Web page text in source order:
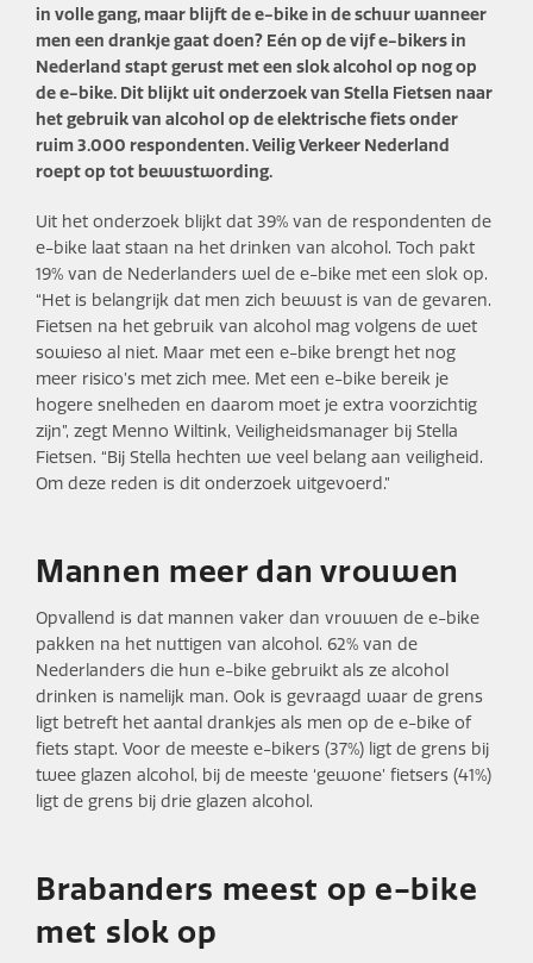
in volle gang, maar blijft de e-bike in de schuur wanneer
men een drankje gaat doen? Eén op de vijf e-bikers in
Nederland stapt gerust met een slok alcohol op nog op
de e-bike. Dit blijkt uit onderzoek van Stella Fietsen naar
het gebruik van alcohol op de elektrische fiets onder
ruim 3.000 respondenten. Veilig Verkeer Nederland
roept op tot bewustwording.
Uit het onderzoek blijkt dat 39% van de respondenten de
e-bike laat staan na het drinken van alcohol. Toch pakt
19% van de Nederlanders wel de e-bike met een slok op.
“Het is belangrijk dat men zich bewust is van de gevaren.
Fietsen na het gebruik van alcohol mag volgens de wet
sowieso al niet. Maar met een e-bike brengt het nog
meer risico’s met zich mee. Met een e-bike bereik je
hogere snelheden en daarom moet je extra voorzichtig
zijn”, zegt Menno Wiltink, Veiligheidsmanager bij Stella
Fietsen. “Bij Stella hechten we veel belang aan veiligheid.
Om deze reden is dit onderzoek uitgevoerd.”
Mannen meer dan vrouwen
Opvallend is dat mannen vaker dan vrouwen de e-bike
pakken na het nuttigen van alcohol. 62% van de
Nederlanders die hun e-bike gebruikt als ze alcohol
drinken is namelijk man. Ook is gevraagd waar de grens
ligt betreft het aantal drankjes als men op de e-bike of
fiets stapt. Voor de meeste e-bikers (37%) ligt de grens bij
twee glazen alcohol, bij de meeste ‘gewone’ fietsers (41%)
ligt de grens bij drie glazen alcohol.
Brabanders meest op e-bike
met slok op